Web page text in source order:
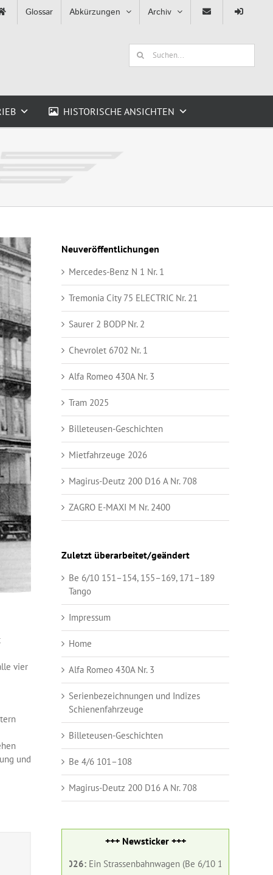
Glossar Abkürzungen Archiv
Suche
nach:
HISTORISCHE ANSICHTEN
vier
und
Neuveröffentlichungen
Mercedes-Benz N 1 Nr. 1
Tremonia City 75 ELECTRIC Nr. 21
Saurer 2 BODP Nr. 2
Chevrolet 6702 Nr. 1
Alfa Romeo 430A Nr. 3
Tram 2025
Billeteusen-Geschichten
Mietfahrzeuge 2026
Magirus-Deutz 200 D16 A Nr. 708
ZAGRO E-MAXI M Nr. 2400
Zuletzt überarbeitet/geändert
Be 6/10 151–154, 155–169, 171–189
Tango
Impressum
Home
Alfa Romeo 430A Nr. 3
Serienbezeichnungen und Indizes
Schienenfahrzeuge
Billeteusen-Geschichten
Be 4/6 101–108
Magirus-Deutz 200 D16 A Nr. 708
+++ Newsticker +++
Ein Strassenbahnwagen (Be 6/10 182) und ein Gelenkbus